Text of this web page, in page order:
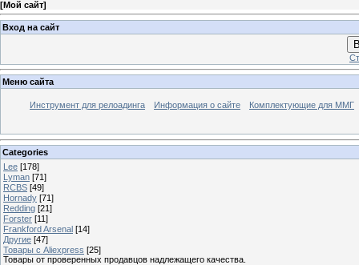
[Мой сайт]
Вход на сайт
Меню сайта
Инструмент для релоадинга Информация о сайте Комплектующие для ММГ
Categories
Lee [178]
Lyman [71]
RCBS [49]
Hornady [71]
Redding [21]
Forster [11]
Frankford Arsenal [14]
Другие [47]
Товары с Aliexpress [25]
Товары от проверенных продавцов надлежащего качества.